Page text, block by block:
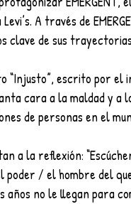
A través de
clave de sus
“Injusto”, escrito por
cara a la maldad y a
de personas en el
a la reflexión:
poder / el hombre del
años no le llegan para